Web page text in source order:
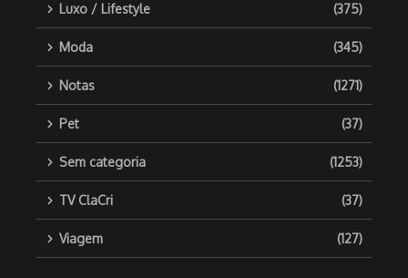
Luxo / Lifestyle (375)
Moda (345)
Notas (1271)
Pet (37)
Sem categoria (1253)
TV ClaCri (37)
Viagem (127)